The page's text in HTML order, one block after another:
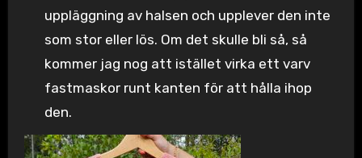
uppläggning av halsen och upplever den inte
som stor eller lös. Om det skulle bli så, så
kommer jag nog att istället virka ett varv
fastmaskor runt kanten för att hålla ihop
den.